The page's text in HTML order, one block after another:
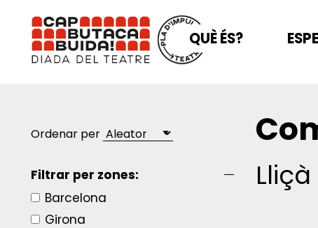
QUÈ ÉS?
Ordenar per
Filtrar per zones:
Barcelona
Girona